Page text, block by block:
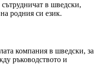
в шведски,
родния си език.
компания в шведски, за
ръководството и